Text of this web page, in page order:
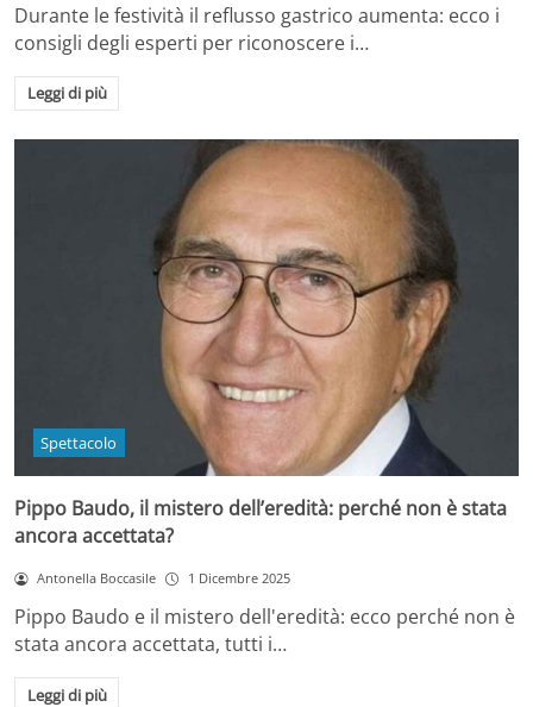
Durante le festività il reflusso gastrico aumenta: ecco i
consigli degli esperti per riconoscere i…
Leggi di più
Spettacolo
Pippo Baudo, il mistero dell’eredità: perché non è stata
ancora accettata?
Antonella Boccasile 1 Dicembre 2025
Pippo Baudo e il mistero dell'eredità: ecco perché non è
stata ancora accettata, tutti i…
Leggi di più